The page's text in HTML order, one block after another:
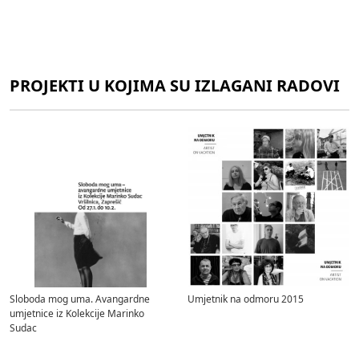
PROJEKTI U KOJIMA SU IZLAGANI RADOVI
Sloboda mog uma. Avangardne
umjetnice iz Kolekcije Marinko
Sudac
Umjetnik na odmoru 2015